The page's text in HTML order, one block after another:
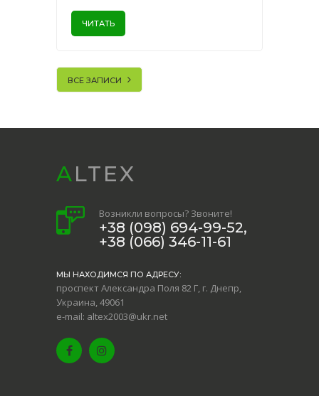
ЧИТАТЬ
ВСЕ ЗАПИСИ
ALTEX
Возникли вопросы? Звоните!
+38 (098) 694-99-52,
+38 (066) 346-11-61
МЫ НАХОДИМСЯ ПО АДРЕСУ:
проспект Александра Поля 82 Г, г. Днепр,
Украина, 49061
e-mail: altex2003@ukr.net